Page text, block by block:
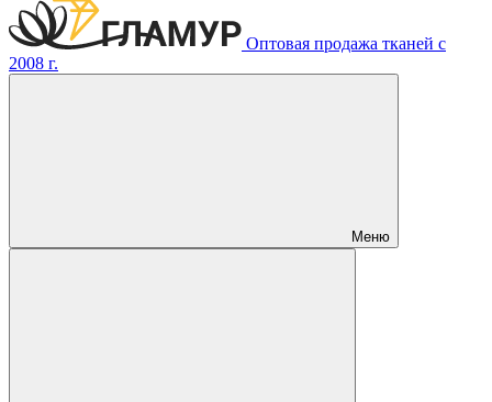
Оптовая продажа тканей с
2008 г.
Меню